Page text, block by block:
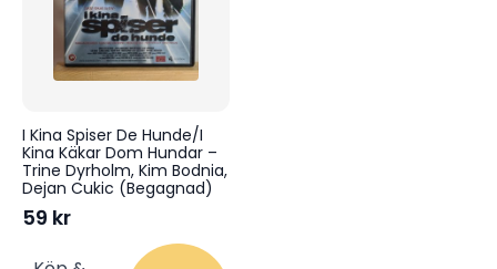
I Kina Spiser De Hunde/I
Kina Käkar Dom Hundar –
Trine Dyrholm, Kim Bodnia,
Dejan Cukic (Begagnad)
59 kr